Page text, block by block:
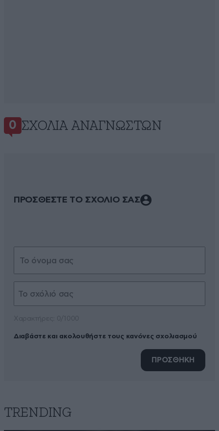
0 ΣΧΌΛΙΑ ΑΝΑΓΝΩΣΤΏΝ
ΠΡΟΣΘΕΣΤΕ ΤΟ ΣΧΟΛΙΟ ΣΑΣ
Διαβάστε και ακολουθήστε τους κανόνες σχολιασμού
ΠΡΟΣΘΗΚΗ
TRENDING